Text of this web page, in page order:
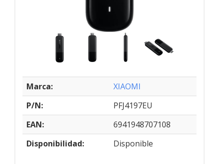
Marca:
XIAOMI
P/N:
PFJ4197EU
EAN:
6941948707108
Disponibilidad:
Disponible